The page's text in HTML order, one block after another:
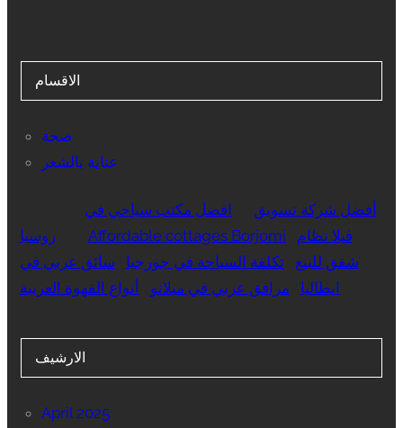
الاقسام
صحة
عناية بالشعر
أفضل شركة تسويق
افضل مكتب سياحي في
روسيا
Affordable cottages Borjomi
فيلا نظام
شقق للبيع
تكلفة السياحة في جورجيا
سائق عربي في
ايطاليا
مرافق عربي في ميلانو أنواع القهوة العربية
الارشيف
April 2025